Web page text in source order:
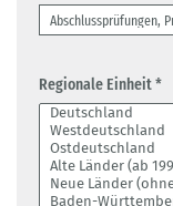
Regionale Einheit *